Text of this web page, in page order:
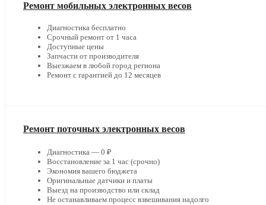
Ремонт мобильных электронных весов
Диагностика бесплатно
Срочный ремонт от 1 часа
Доступные цены
Запчасти от производителя
Выезжаем в любой город региона
Ремонт с гарантией до 12 месяцев
Ремонт поточных электронных весов
Диагностика — 0 ₽
Восстановление за 1 час (срочно)
Экономия вашего бюджета
Оригинальные датчики и платы
Выезд на производство или склад
Не останавливаем процесс взвешивания надолго